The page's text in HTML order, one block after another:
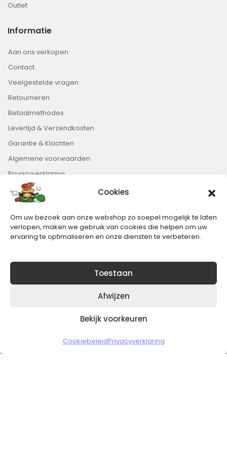
Cookies
Om uw bezoek aan onze webshop zo soepel mogelijk te laten
verlopen, maken we gebruik van cookies die helpen om uw
ervaring te optimaliseren en onze diensten te verbeteren.
Toestaan
Afwijzen
Bekijk voorkeuren
CookiebeleidPrivacyverklaring
Outlet
Informatie
Aan ons verkopen
Contact
Veelgestelde vragen
Retourneren
Betaalmethodes
Levertijd & Verzendkosten
Garantie & Klachten
Algemene voorwaarden
Privacyverklaring
Nieuwsbrief
Blijft op de hoogte van het laatste nieuws.